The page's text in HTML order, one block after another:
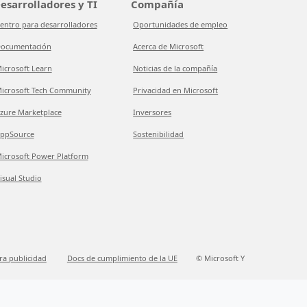
y TI
para desarrolladores
Learn
Tech Community
Marketplace
Power Platform
Studio
Compañía
Oportunidades de empleo
Acerca de Microsoft
Noticias de la compañía
Privacidad en Microsoft
Inversores
Sostenibilidad
publicidad Docs de cumplimiento de la UE © Microsoft Y